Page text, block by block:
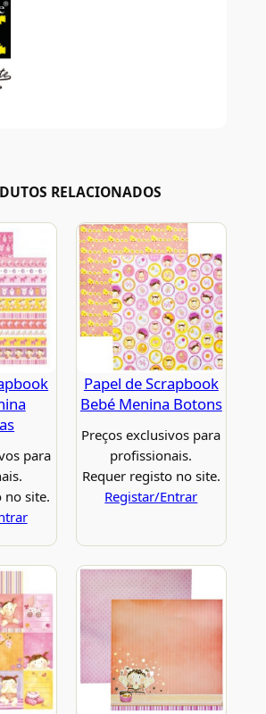
RELACIONADOS
para
no site.
Papel de Scrapbook
Bebé Menina Botons
Preços exclusivos para
profissionais.
Requer registo no site.
Registar/Entrar